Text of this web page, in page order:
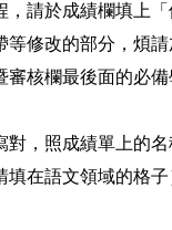
請於成績欄填上「
修改的部分，煩
審核欄最後面的必
對，照成績單上的
在語文領域的格子